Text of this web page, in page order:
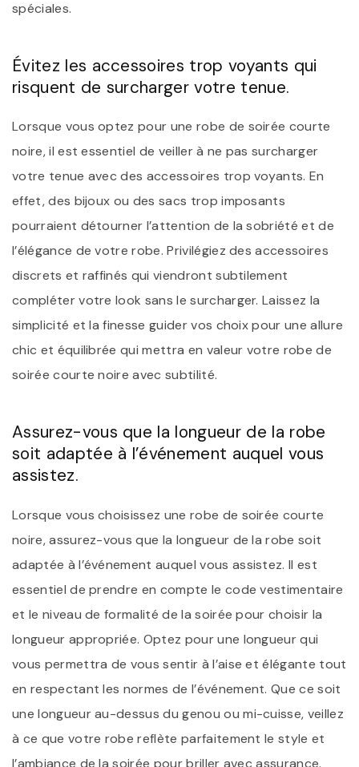
spéciales.
Évitez les accessoires trop voyants qui
risquent de surcharger votre tenue.
Lorsque vous optez pour une robe de soirée courte
noire, il est essentiel de veiller à ne pas surcharger
votre tenue avec des accessoires trop voyants. En
effet, des bijoux ou des sacs trop imposants
pourraient détourner l’attention de la sobriété et de
l’élégance de votre robe. Privilégiez des accessoires
discrets et raffinés qui viendront subtilement
compléter votre look sans le surcharger. Laissez la
simplicité et la finesse guider vos choix pour une allure
chic et équilibrée qui mettra en valeur votre robe de
soirée courte noire avec subtilité.
Assurez-vous que la longueur de la robe
soit adaptée à l’événement auquel vous
assistez.
Lorsque vous choisissez une robe de soirée courte
noire, assurez-vous que la longueur de la robe soit
adaptée à l’événement auquel vous assistez. Il est
essentiel de prendre en compte le code vestimentaire
et le niveau de formalité de la soirée pour choisir la
longueur appropriée. Optez pour une longueur qui
vous permettra de vous sentir à l’aise et élégante tout
en respectant les normes de l’événement. Que ce soit
une longueur au-dessus du genou ou mi-cuisse, veillez
à ce que votre robe reflète parfaitement le style et
l’ambiance de la soirée pour briller avec assurance.